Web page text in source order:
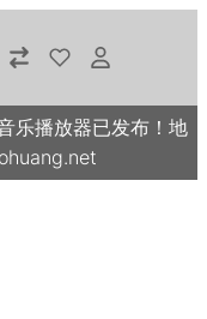
乐播放器已发布！地